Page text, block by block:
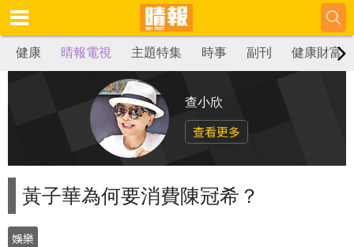
健康 晴報電視 主題特集 時事 副刊 健康財富
查小欣
查看更多
黃子華為何要消費陳冠希？
娛樂